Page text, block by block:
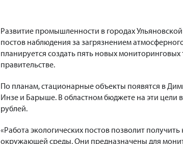
Развитие промышленности в городах
постов наблюдения за загрязнением
планируется создать пять новых
правительстве.
По планам, стационарные объекты появятся в
Инзе и Барыше. В областном бюджете на эти цели
рублей.
«Работа экологических постов позволит
окружающей среды. Они предназначены для